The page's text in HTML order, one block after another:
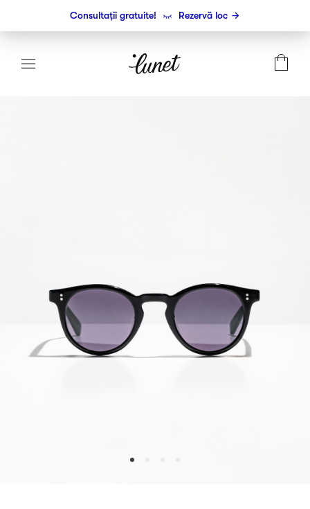
Consultații gratuite! Rezervă loc